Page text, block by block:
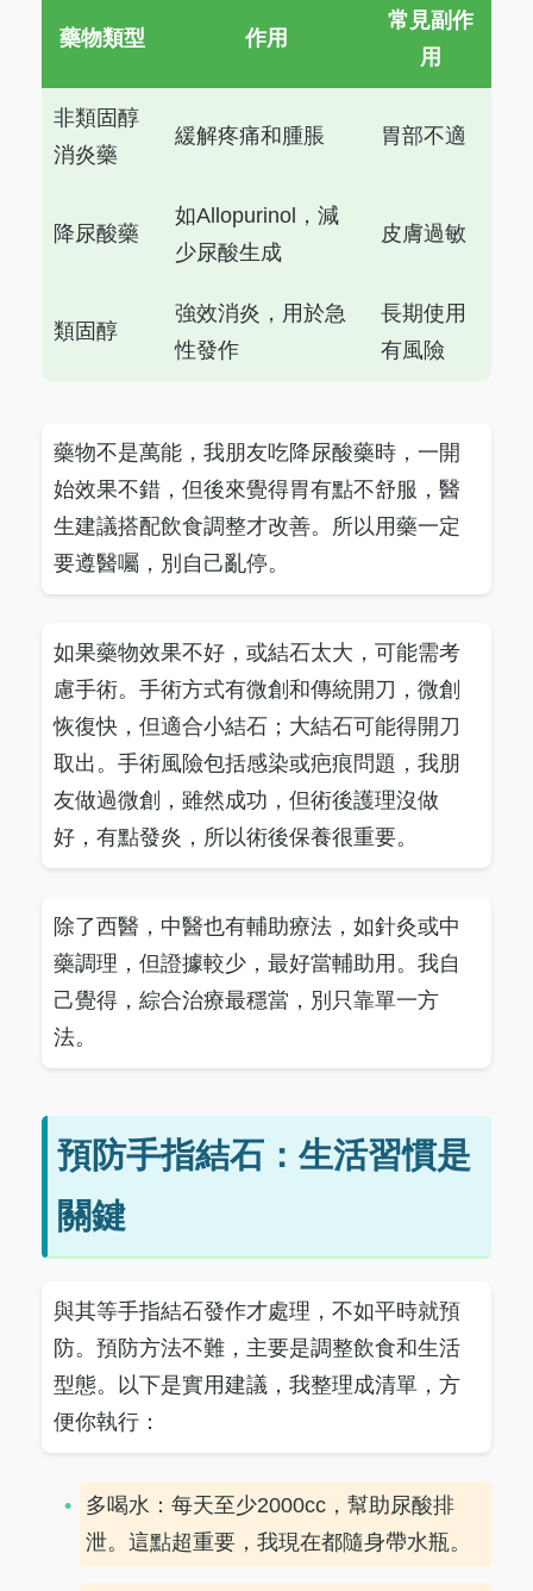
藥物類型 作用
常見副作
用
非類固醇
消炎藥
緩解疼痛和腫脹 胃部不適
降尿酸藥
如Allopurinol，減
少尿酸生成
皮膚過敏
類固醇
強效消炎，用於急
性發作
長期使用
有風險
藥物不是萬能，我朋友吃降尿酸藥時，一開
始效果不錯，但後來覺得胃有點不舒服，醫
生建議搭配飲食調整才改善。所以用藥一定
要遵醫囑，別自己亂停。
如果藥物效果不好，或結石太大，可能需考
慮手術。手術方式有微創和傳統開刀，微創
恢復快，但適合小結石；大結石可能得開刀
取出。手術風險包括感染或疤痕問題，我朋
友做過微創，雖然成功，但術後護理沒做
好，有點發炎，所以術後保養很重要。
除了西醫，中醫也有輔助療法，如針灸或中
藥調理，但證據較少，最好當輔助用。我自
己覺得，綜合治療最穩當，別只靠單一方
法。
預防手指結石：生活習慣是
關鍵
與其等手指結石發作才處理，不如平時就預
防。預防方法不難，主要是調整飲食和生活
型態。以下是實用建議，我整理成清單，方
便你執行：
多喝水：每天至少2000cc，幫助尿酸排
泄。這點超重要，我現在都隨身帶水瓶。